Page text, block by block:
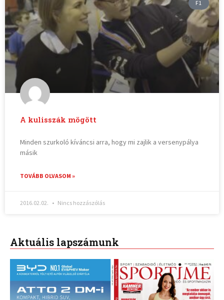
F1
A kulisszák mögött
Minden szurkoló kíváncsi arra, hogy mi zajlik a versenypálya
másik
TOVÁBB OLVASOM »
2016.02.02. Nincs hozzászólás
Aktuális lapszámunk